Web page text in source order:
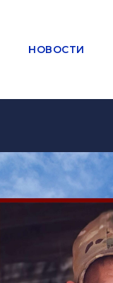
НОВОСТИ